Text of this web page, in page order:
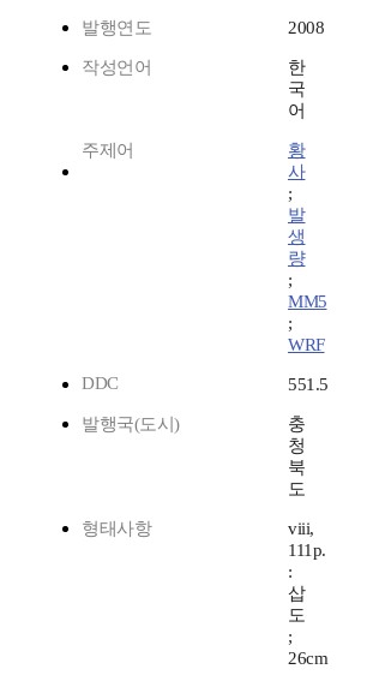
발행연도 2008
작성언어
한
국
어
주제어
황
사
;
발
생
량
;
MM5
;
WRF
DDC
551.5
발행국(도시)
충
청
북
도
형태사항
viii,
111p.
:
삽
도
;
26cm